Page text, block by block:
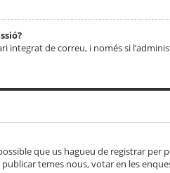
de correu, i només si
que us hagueu de registrar per
temes nous, votar en les